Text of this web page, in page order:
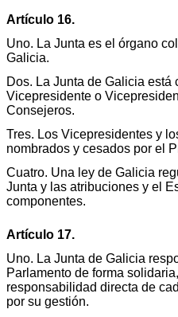
Artículo 16.
Uno. La Junta es el órgano
Galicia.
Dos. La Junta de Galicia está
Vicepresidente o
Consejeros.
Tres. Los Vicepresidentes y
nombrados y cesados por el
Cuatro. Una ley de Galicia
Junta y las atribuciones y el
componentes.
Artículo 17.
Uno. La Junta de Galicia
Parlamento de forma
responsabilidad directa de
por su gestión.